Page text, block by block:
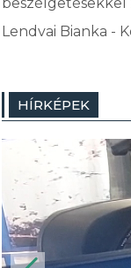
Lendvai Bianka -
HÍRKÉPEK